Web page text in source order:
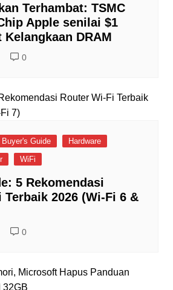
Terhambat: TSMC
Apple senilai $1
DRAM
0
Buyer's Guide
Hardware
WiFi
5 Rekomendasi
Terbaik 2026 (Wi-Fi 6 &
0